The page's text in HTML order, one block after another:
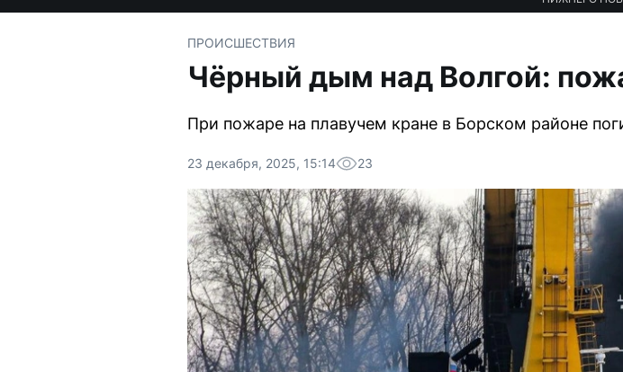
ПРОИСШЕСТВИЯ
Чёрный дым над Волгой:
При пожаре на плавучем кране в Борском районе
23 декабря, 2025, 15:14 23